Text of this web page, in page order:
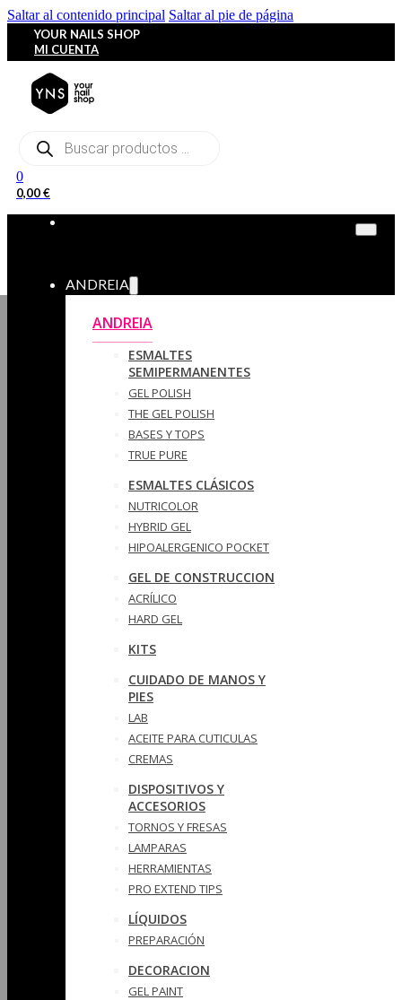
Saltar al contenido principal Saltar al pie de página
YOUR NAILS SHOP
MI CUENTA
Búsqueda
0
0,00€
ANDREIA
ANDREIA
ESMALTES
SEMIPERMANENTES
GEL POLISH
THE GEL POLISH
BASES Y‎ TOPS
TRUE PURE
ESMALTES CLÁSICOS
NUTRICOLOR
HYBRID GEL
HIPOALERGENICO POCKET
GEL DE CONSTRUCCION
ACRÍLICO
HARD GEL
KITS
CUIDADO DE MANOS Y
PIES
LAB
ACEITE PARA CUTICULAS
CREMAS
DISPOSITIVOS Y
ACCESORIOS
TORNOS Y FRESAS
LAMPARAS
HERRAMIENTAS
PRO EXTEND TIPS
LÍQUIDOS
PREPARACIÓN
DECORACION
GEL PAINT